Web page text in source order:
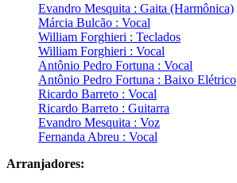
Evandro Mesquita : Gaita (Harmônica)
Márcia Bulcão : Vocal
William Forghieri : Teclados
William Forghieri : Vocal
Antônio Pedro Fortuna : Vocal
Antônio Pedro Fortuna : Baixo Elétrico
Ricardo Barreto : Vocal
Ricardo Barreto : Guitarra
Evandro Mesquita : Voz
Fernanda Abreu : Vocal
Arranjadores: